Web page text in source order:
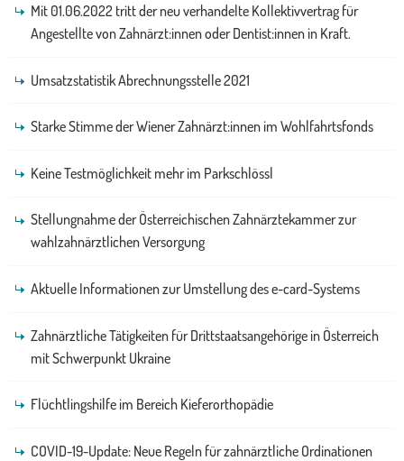
Mit 01.06.2022 tritt der neu verhandelte Kollektivvertrag für
Angestellte von Zahnärzt:innen oder Dentist:innen in Kraft.
Umsatzstatistik Abrechnungsstelle 2021
Starke Stimme der Wiener Zahnärzt:innen im Wohlfahrtsfonds
Keine Testmöglichkeit mehr im Parkschlössl
Stellungnahme der Österreichischen Zahnärztekammer zur
wahlzahnärztlichen Versorgung
Aktuelle Informationen zur Umstellung des e-card-Systems
Zahnärztliche Tätigkeiten für Drittstaatsangehörige in Österreich
mit Schwerpunkt Ukraine
Flüchtlingshilfe im Bereich Kieferorthopädie
COVID-19-Update: Neue Regeln für zahnärztliche Ordinationen